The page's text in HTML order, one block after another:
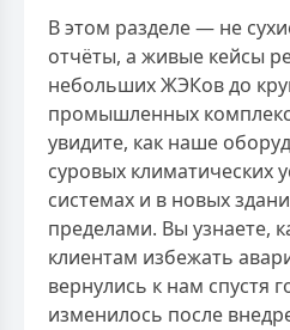
В этом разделе — не
отчёты, а живые кейсы
небольших ЖЭКов до
промышленных
увидите, как наше
суровых климатических
системах и в новых
пределами. Вы узнаете,
клиентам избежать
вернулись к нам спустя
изменилось после